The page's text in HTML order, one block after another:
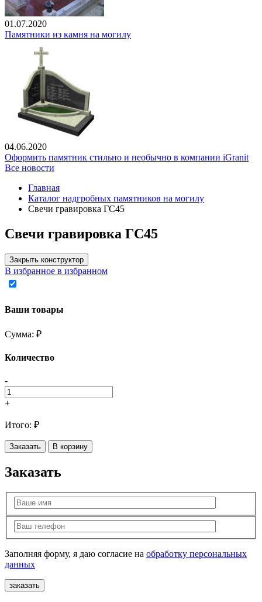
01.07.2020
Памятники из камня на могилу
04.06.2020
Оформить памятник стильно и необычно в компании iGranit
Все новости
Главная
Каталог надгробных памятников на могилу
Свечи гравировка ГС45
Свечи гравировка ГС45
Закрыть конструктор
В избранное в избранном
Ваши товары
Сумма: ₽
Количество
-
+
Итого: ₽
Заказать В корзину
Заказать
Заполняя форму, я даю согласие на обработку персональных
данных